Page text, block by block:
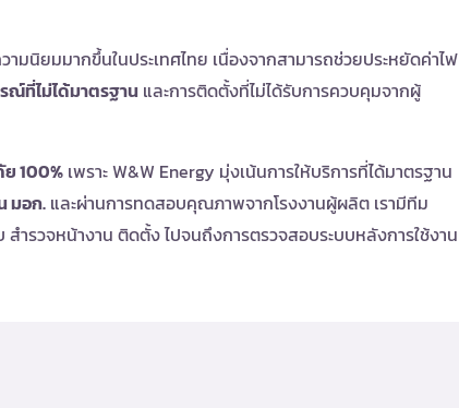
ามนิยมมากขึ้นในประเทศไทย เนื่องจากสามารถช่วยประหยัดค่าไฟ
ณ์ที่ไม่ได้มาตรฐาน และการติดตั้งที่ไม่ได้รับการควบคุมจากผู้
100% เพราะW&W Energy มุ่งเน้นการให้บริการที่ได้มาตรฐาน
มอก. และผ่านการทดสอบคุณภาพจากโรงงานผู้ผลิต เรามีทีม
รวจหน้างาน ติดตั้ง ไปจนถึงการตรวจสอบระบบหลังการใช้งาน